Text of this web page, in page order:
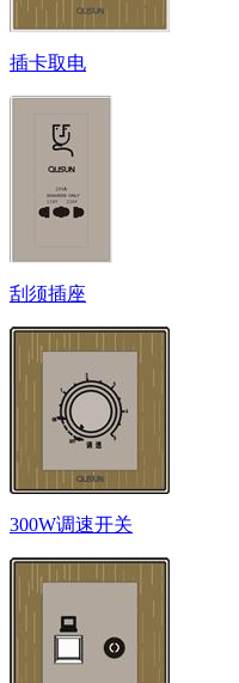
插卡取电
刮须插座
300W调速开关